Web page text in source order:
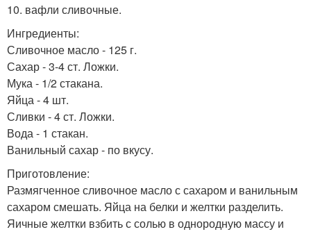
10. вафли сливочные.
Ингредиенты:
Сливочное масло - 125 г.
Сахар - 3-4 ст. Ложки.
Мука - 1/2 стакана.
Яйца - 4 шт.
Сливки - 4 ст. Ложки.
Вода - 1 стакан.
Ванильный сахар - по вкусу.
Приготовление:
Размягченное сливочное масло с сахаром и ванильным
сахаром смешать. Яйца на белки и желтки разделить.
Яичные желтки взбить с солью в однородную массу и